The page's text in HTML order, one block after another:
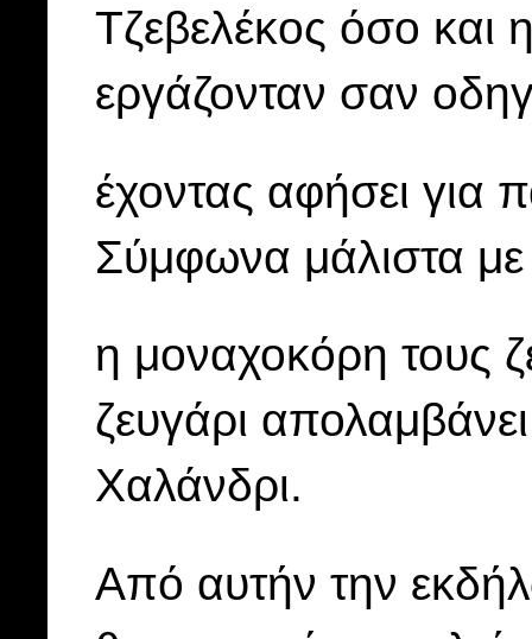
Τζεβελέκος όσο
εργάζονταν σαν
έχοντας αφήσει για
Σύμφωνα μάλιστα με
η μοναχοκόρη τους
ζευγάρι
Χαλάνδρι.
Από αυτήν την